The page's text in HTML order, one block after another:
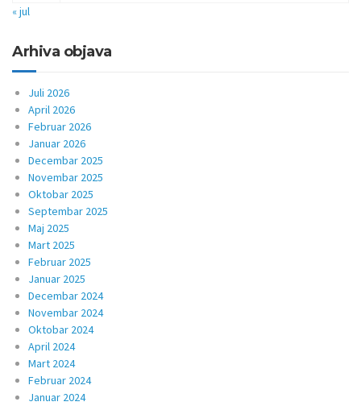
« jul
Arhiva objava
Juli 2026
April 2026
Februar 2026
Januar 2026
Decembar 2025
Novembar 2025
Oktobar 2025
Septembar 2025
Maj 2025
Mart 2025
Februar 2025
Januar 2025
Decembar 2024
Novembar 2024
Oktobar 2024
April 2024
Mart 2024
Februar 2024
Januar 2024